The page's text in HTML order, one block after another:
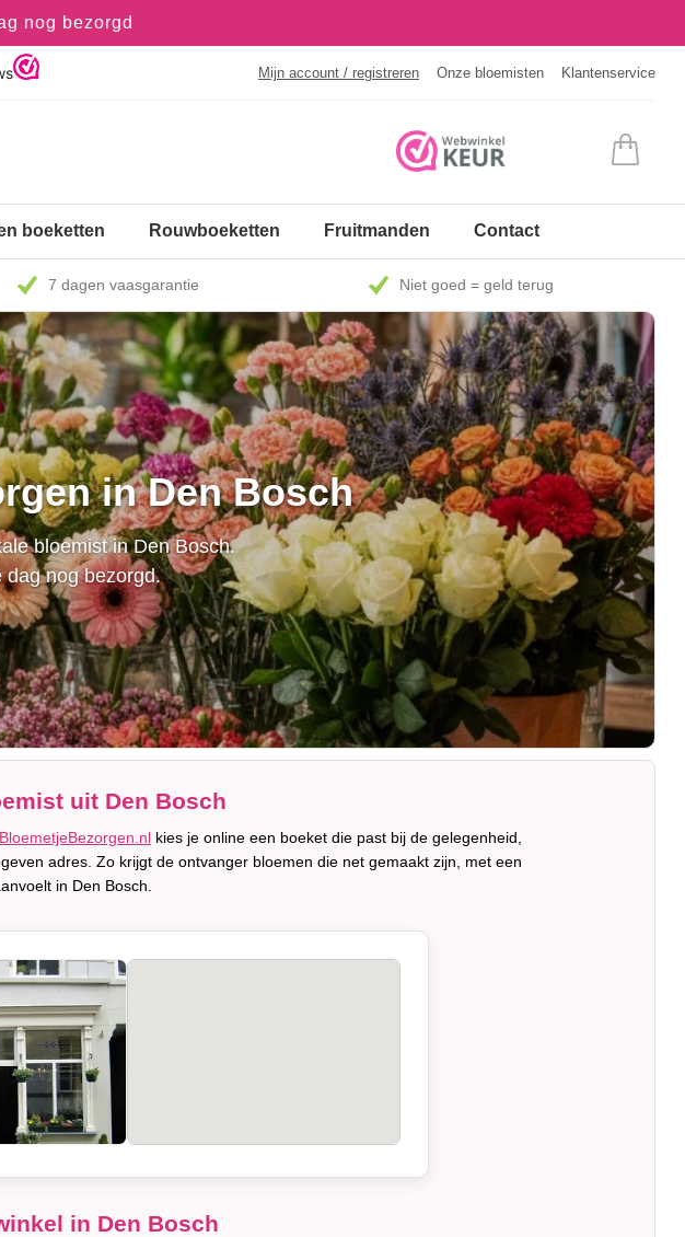
nog bezorgd
Mijn account / registreren Onze bloemisten Klantenservice
boeketten Rouwboeketten Fruitmanden Contact
7 dagen vaasgarantie Niet goed = geld terug
in Den Bosch
bloemist in Den Bosch.
dag nog bezorgd.
uit Den Bosch
BloemetjeBezorgen.nlkies je online een boeket die past bij de gelegenheid,
adres. Zo krijgt de ontvanger bloemen die net gemaakt zijn, met een
in Den Bosch.
in Den Bosch